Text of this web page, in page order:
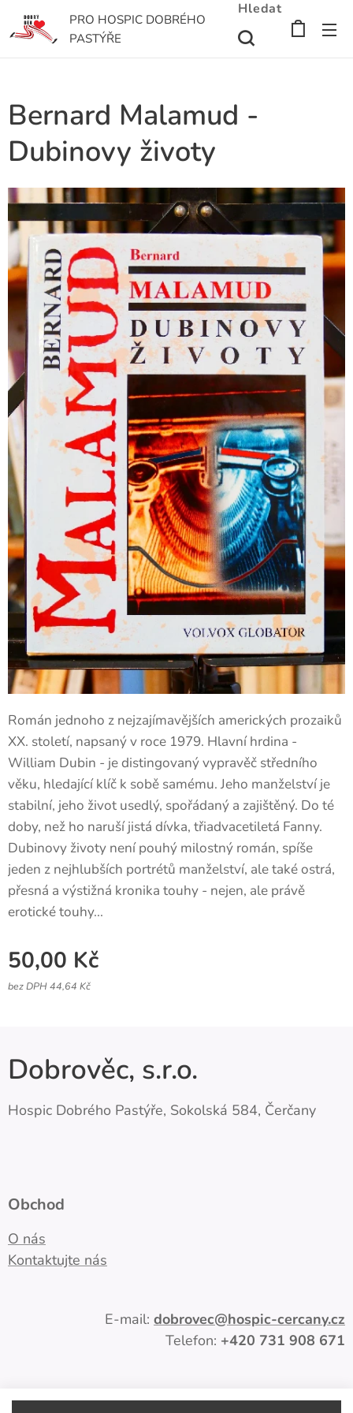
PRO HOSPIC DOBRÉHO
PASTÝŘE
Hledat
Bernard Malamud -
Dubinovy životy
Román jednoho z nejzajímavějších amerických prozaiků
XX. století, napsaný v roce 1979. Hlavní hrdina -
William Dubin - je distingovaný vypravěč středního
věku, hledající klíč k sobě samému. Jeho manželství je
stabilní, jeho život usedlý, spořádaný a zajištěný. Do té
doby, než ho naruší jistá dívka, třiadvacetiletá Fanny.
Dubinovy životy není pouhý milostný román, spíše
jeden z nejhlubších portrétů manželství, ale také ostrá,
přesná a výstižná kronika touhy - nejen, ale právě
erotické touhy...
50,00 Kč
bez DPH 44,64 Kč
Dobrověc, s.r.o.
Hospic Dobrého Pastýře, Sokolská 584, Čerčany
Obchod
O nás
Kontaktujte nás
E-mail: dobrovec@hospic-cercany.cz
Telefon: +420 731 908 671